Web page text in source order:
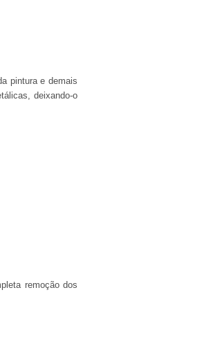
pintura e demais
deixando-o
remoção dos